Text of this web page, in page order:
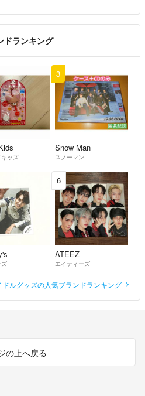
ドランキング
ッズ
3
Snow Man
スノーマン
6
ATEEZ
エイティーズ
ドルグッズの人気ブランドランキング
の上へ戻る